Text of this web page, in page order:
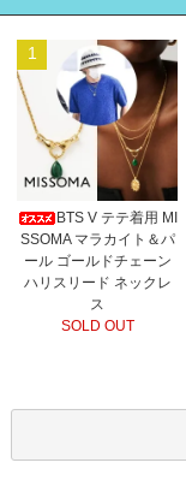
1
BTS V テテ着用 MI
SSOMA マラカイト＆パ
ール ゴールドチェーン
ハリスリード ネックレ
ス
SOLD OUT